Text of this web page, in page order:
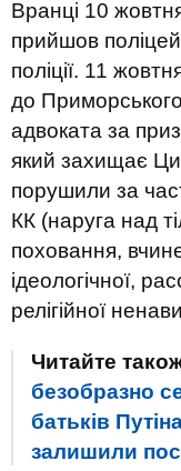
Вранці 10
прийшов
поліції. 11
до
адвоката за
який захищає
порушили за
КК (наруга над
поховання,
ідеологічної,
релігійної
Читайте
безобразно
батьків
залишили